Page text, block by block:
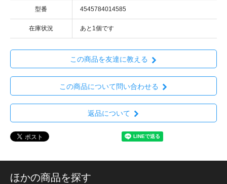
型番 4545784014585
在庫状況 あと1個です
この商品を友達に教える
この商品について問い合わせる
返品について
ほかの商品を探す